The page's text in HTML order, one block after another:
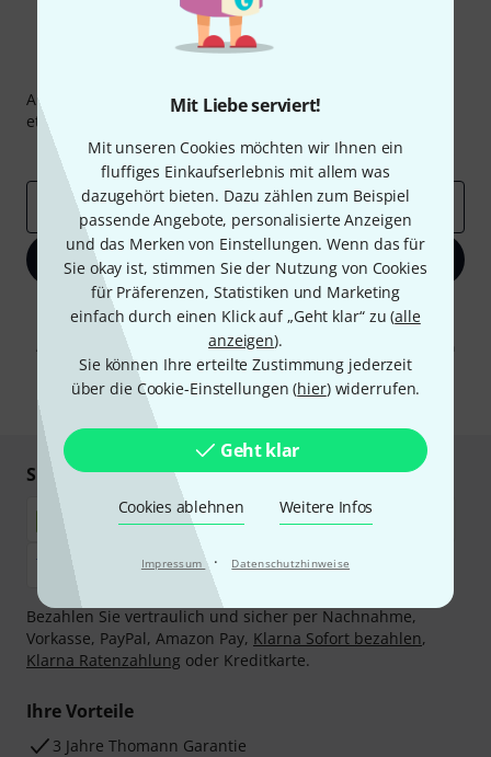
Mit Liebe serviert!
Mit unseren Cookies möchten wir Ihnen ein
fluffiges Einkaufserlebnis mit allem was
dazugehört bieten. Dazu zählen zum Beispiel
passende Angebote, personalisierte Anzeigen
und das Merken von Einstellungen. Wenn das für
Sie okay ist, stimmen Sie der Nutzung von Cookies
für Präferenzen, Statistiken und Marketing
einfach durch einen Klick auf „Geht klar“ zu (alle
anzeigen).
Sie können Ihre erteilte Zustimmung jederzeit
über die Cookie-Einstellungen (hier) widerrufen.
Geht klar
Cookies ablehnen Weitere Infos
Impressum · Datenschutzhinweise
Abonniere den Thomann Newsletter und gewinne mit
etwas Glück einen von
Inspirierende Beiträge
Deals Thomann Insights
E-Mail-Adresse*
Jetzt anmelden
Mit Klick auf „Jetzt anmelden“ stimmen Sie dem Erhalt von E-Mail-
Werbung und einer Messung des E-Mail-Nutzungsverhaltens zu. Die
Abmeldung ist jederzeit möglich. Weitere Informationen finden Sie in
unserenDatenschutzhinweisen.
* Pflichtfeld
Sicher einkaufen & bezahlen
Bezahlen Sie vertraulich und sicher per Nachnahme,
Vorkasse, PayPal, Amazon Pay, Klarna Sofort bezahlen,
Klarna Ratenzahlung oder Kreditkarte.
Ihre Vorteile
3 Jahre Thomann Garantie